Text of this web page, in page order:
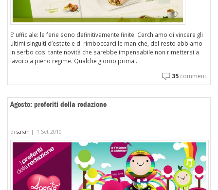
E’ ufficiale: le ferie sono definitivamente finite. Cerchiamo di vincere gli
ultimi singulti d’estate e di rimboccarci le maniche, del resto abbiamo
in serbo cosi tante novità che sarebbe impensabile non rimettersi a
lavoro a pieno regime. Qualche giorno prima...
35 commenti
Agosto: preferiti della redazione
di sarah | 1 Set 2010